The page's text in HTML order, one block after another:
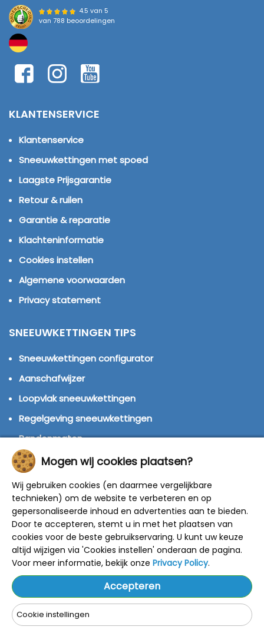
4.5 van 5
van 788 beoordelingen
KLANTENSERVICE
Klantenservice
Sneeuwkettingen met spoed
Laagste Prijsgarantie
Retour & ruilen
Garantie & reparatie
Klachteninformatie
Cookies instellen
Algemene voorwaarden
Privacy statement
SNEEUWKETTINGEN TIPS
Sneeuwkettingen configurator
Aanschafwijzer
Loopvlak sneeuwkettingen
Regelgeving sneeuwkettingen
Bandenmaten
Montage handleidingen
Winterbanden
© 2014 - 2025 Sneeuwkettingen4u - Alle rechten
voorbehouden
De getoonde adviesprijzen zijn door de fabrikant
bepaald.
Alle prijzen zijn inclusief BTW en verzendkosten.
Mogen wij cookies plaatsen?
Wij gebruiken cookies (en daarmee vergelijkbare
technieken) om de website te verbeteren en op
gepersonaliseerde inhoud en advertenties aan te bieden.
Door te accepteren, stemt u in met het plaatsen van
cookies voor de beste gebruikservaring. U kunt uw keuze
altijd wijzigen via 'Cookies instellen' onderaan de pagina.
Voor meer informatie, bekijk onze Privacy Policy.
Accepteren
Cookie instellingen